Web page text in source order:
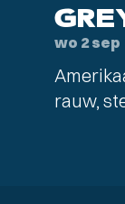
wo 2 sep
rauw,